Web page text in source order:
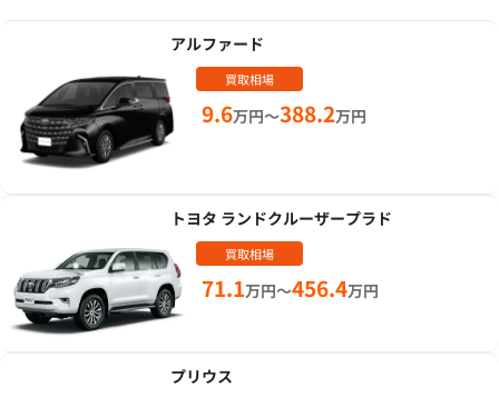
アルファード
買取相場
9.6万円～388.2万円
トヨタ ランドクルーザープラド
買取相場
71.1万円～456.4万円
プリウス